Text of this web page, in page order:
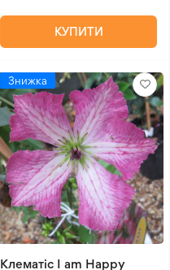
КУПИТИ
Знижка
Клематіс I am Happy